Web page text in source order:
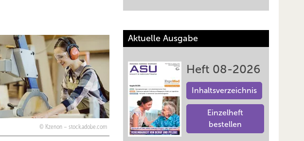
Kzenon – stock.adobe.com
Aktuelle Ausgabe
Heft 08-2026
Inhaltsverzeichnis
Einzelheft
bestellen